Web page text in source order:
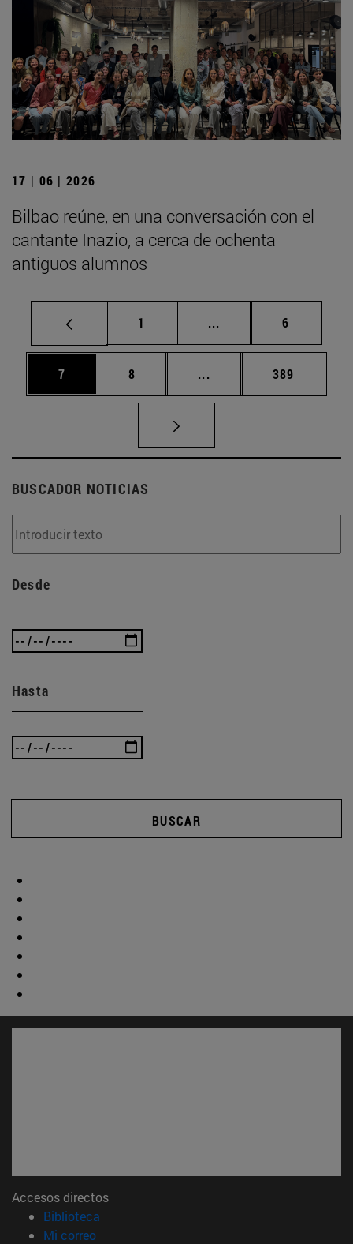
17 | 06 | 2026
Bilbao reúne, en una conversación con el
cantante Inazio, a cerca de ochenta
antiguos alumnos
Página
1 ... Páginas intermedias
Página
6
Página
7 Página
8 ... Páginas intermedias
Página
389
BUSCADOR NOTICIAS
Desde
Hasta
BUSCAR
Accesos directos
Biblioteca
Mi correo(abre en nueva ventana)